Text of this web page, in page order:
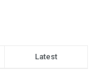
Latest